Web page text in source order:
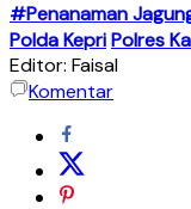
#Penanaman
Polda KepriPolres
Editor: Faisal
Komentar